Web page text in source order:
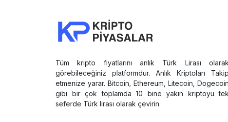
Tüm kripto fiyatlarını anlık Türk Lirası olarak
görebileceğiniz platformdur. Anlık Kriptoları Takip
etmenize yarar. Bitcoin, Ethereum, Litecoin, Dogecoin
gibi bir çok toplamda 10 bine yakın kriptoyu tek
seferde Türk lirası olarak çevirin.